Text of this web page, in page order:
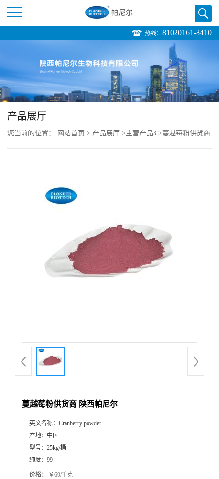
页
公
厅
热线： 81020161-8410
产品展厅
您当前的位置： 网站首页 > 产品展厅 >主营产品3 >蔓越莓粉供货商
蔓越莓粉供货商 陕西帕尼尔
英文名称： Cranberry powder
产地： 中国
型号： 25kg/桶
纯度： 99
价格： ￥69/千克